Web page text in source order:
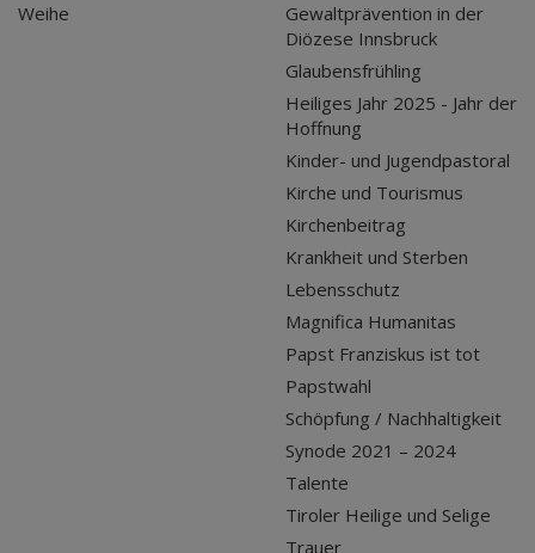
Weihe
Gewaltprävention in der
Diözese Innsbruck
Glaubensfrühling
Heiliges Jahr 2025 - Jahr der
Hoffnung
Kinder- und Jugendpastoral
Kirche und Tourismus
Kirchenbeitrag
Krankheit und Sterben
Lebensschutz
Magnifica Humanitas
Papst Franziskus ist tot
Papstwahl
Schöpfung / Nachhaltigkeit
Synode 2021 – 2024
Talente
Tiroler Heilige und Selige
Trauer